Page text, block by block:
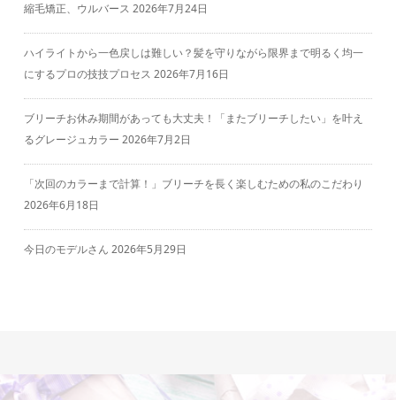
縮毛矯正、ウルバース 2026年7月24日
ハイライトから一色戻しは難しい？髪を守りながら限界まで明るく均一
にするプロの技技プロセス 2026年7月16日
ブリーチお休み期間があっても大丈夫！「またブリーチしたい」を叶え
るグレージュカラー 2026年7月2日
「次回のカラーまで計算！」ブリーチを長く楽しむための私のこだわり
2026年6月18日
今日のモデルさん 2026年5月29日